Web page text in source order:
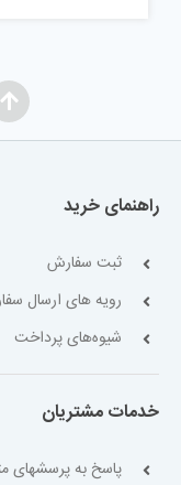
راهنمای خرید
ثبت سفارش
رویه های ارسال
شیوه‌های پرداخت
خدمات مشتریان
پاسخ به پرسشهای